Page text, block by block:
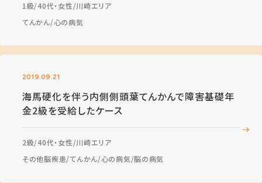
1級 40代・女性 川崎エリア
てんかん 心の病気
2019.09.21
海馬硬化を伴う内側側頭葉てんかんで障害基礎年
金2級を受給したケース
2級 40代・女性 川崎エリア
その他脳疾患 てんかん 心の病気 脳の病気